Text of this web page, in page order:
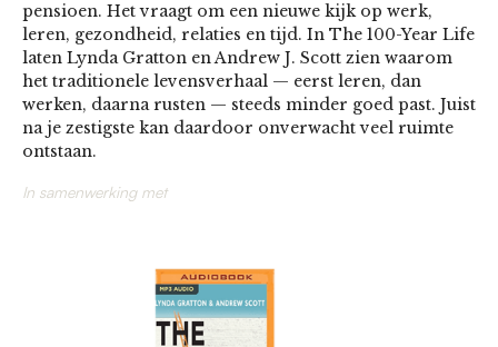
pensioen. Het vraagt om een nieuwe kijk op werk,
leren, gezondheid, relaties en tijd. In The 100-Year Life
laten Lynda Gratton en Andrew J. Scott zien waarom
het traditionele levensverhaal — eerst leren, dan
werken, daarna rusten — steeds minder goed past. Juist
na je zestigste kan daardoor onverwacht veel ruimte
ontstaan.
In samenwerking met